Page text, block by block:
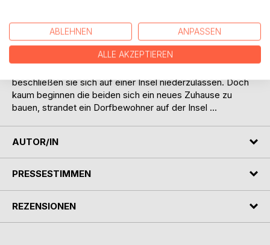
Seit Alex Ankunft in der Minecraft Welt sind bereits einige
Tage vergangen. Nachdem sie und Rana eine
beschließen sie sich auf einer Insel niederzulassen. Doch
kaum beginnen die beiden sich ein neues Zuhause zu
bauen, strandet ein Dorfbewohner auf der Insel ...
AUTOR/IN
PRESSESTIMMEN
REZENSIONEN
ABLEHNEN ANPASSEN
ALLE AKZEPTIEREN